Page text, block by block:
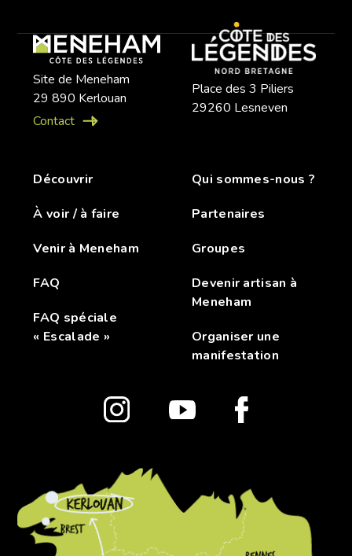
Site de Meneham
29 890 Kerlouan
Contact
Place des 3 Piliers
29260 Lesneven
Découvrir
À voir / à faire
Venir à Meneham
FAQ
FAQ spéciale
« Escalade »
Qui sommes-nous ?
Partenaires
Groupes
Devenir artisan à
Meneham
Organiser une
manifestation